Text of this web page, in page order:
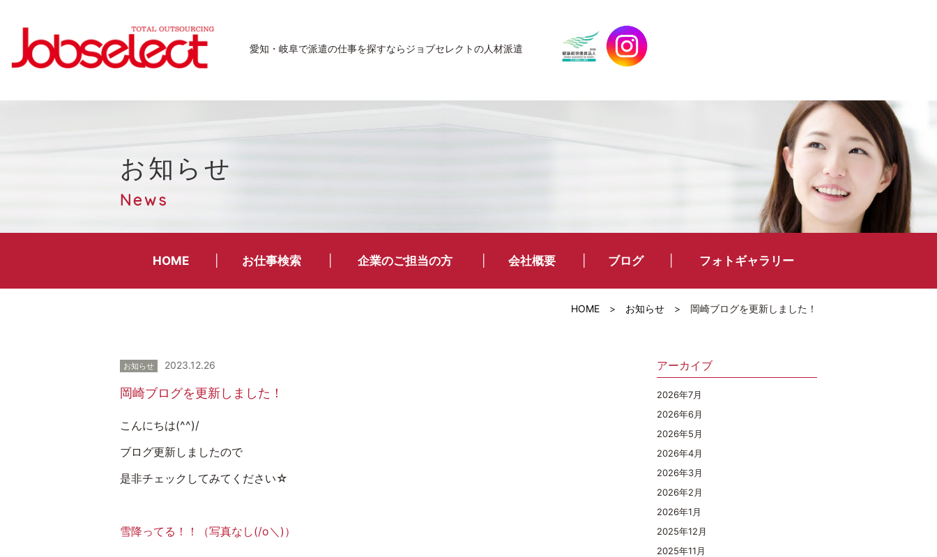
愛知・岐阜で派遣の仕事を探すならジョブセレクトの人材派遣
お知らせ
News
HOME お仕事検索 企業のご担当の方 会社概要 ブログ フォトギャラリー
HOME > お知らせ > 岡崎ブログを更新しました！
お知らせ 2023.12.26
岡崎ブログを更新しました！
こんにちは(^^)/
ブログ更新しましたので
是非チェックしてみてください☆
雪降ってる！！（写真なし(/o＼)）
アーカイブ
2026年7月
2026年6月
2026年5月
2026年4月
2026年3月
2026年2月
2026年1月
2025年12月
2025年11月